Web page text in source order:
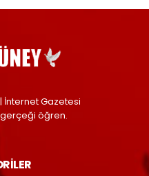
İnternet Gazetesi
öğren.